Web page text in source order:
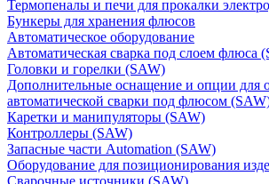
Термопеналы и печи для прокалки
Бункеры для хранения флюсов
Автоматическое оборудование
Автоматическая сварка под слоем флюса
Головки и горелки (SAW)
Дополнительные оснащение и опции для
автоматической сварки под флюсом
Каретки и манипуляторы (SAW)
Контроллеры (SAW)
Запасные части Automation (SAW)
Оборудование для позиционирования
Сварочные источники (SAW)